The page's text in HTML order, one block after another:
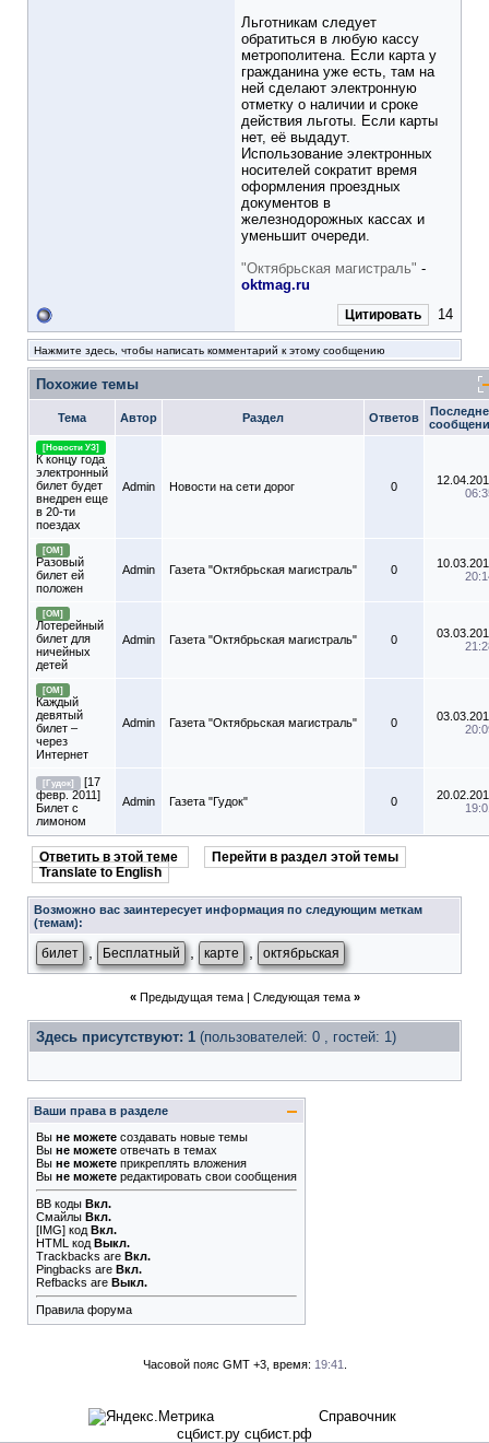
Льготникам следует
обратиться в любую кассу
метрополитена. Если карта у
гражданина уже есть, там на
ней сделают электронную
отметку о наличии и сроке
действия льготы. Если карты
нет, её выдадут.
Использование электронных
носителей сократит время
оформления проездных
документов в
железнодорожных кассах и
уменьшит очереди.
"Октябрьская магистраль" -
oktmag.ru
Цитировать 14
Нажмите здесь, чтобы написать комментарий к этому сообщению
Похожие темы
Тема Автор Раздел Ответов
[Новости УЗ]
К концу года
электронный
билет будет
внедрен еще
в 20-ти
поездах
Admin Новости на сети дорог 0
[ОМ]
Разовый
билет ей
положен
Admin Газета "Октябрьская магистраль" 0
[ОМ]
Лотерейный
билет для
ничейных
детей
Admin Газета "Октябрьская магистраль" 0
[ОМ]
Каждый
девятый
билет –
через
Интернет
Admin Газета "Октябрьская магистраль" 0
[Гудок]
[17
февр. 2011]
Билет с
лимоном
Admin Газета "Гудок" 0
Ответить в этой теме
Перейти в раздел этой темы
Translate to English
Возможно вас заинтересует информация по следующим меткам
(темам):
билет Бесплатный карте октябрьская
« Предыдущая тема| Следующая тема »
Здесь присутствуют: 1 (пользователей: 0 , гостей: 1)
Ваши права в разделе
Вы не можете создавать новые темы
Вы не можете отвечать в темах
Вы не можете прикреплять вложения
Вы не можете редактировать свои сообщения
BB коды Вкл.
Смайлы Вкл.
[IMG] код Вкл.
HTML код Выкл.
Trackbacks are Вкл.
Pingbacks are Вкл.
Refbacks are Выкл.
Правила форума
Часовой пояс GMT +3, время: 19:41
Справочник
сцбист.ру сцбист.рф